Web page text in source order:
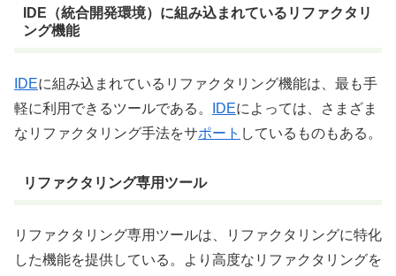
IDE（統合開発環境）に組み込まれているリファクタリ
ング機能
IDEに組み込まれているリファクタリング機能は、最も手
軽に利用できるツールである。
IDEによっては、さまざま
なリファクタリング手法をサポート しているものもある。
リファクタリング専用ツール
リファクタリング専用ツールは、リファクタリングに特化
した機能を提供している。より高度なリファクタリングを